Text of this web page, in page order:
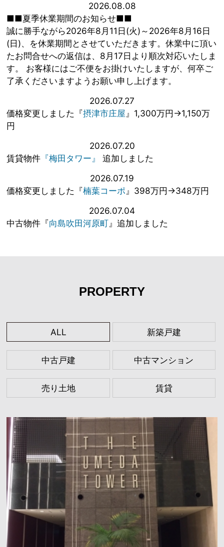
2026.08.08
■■夏季休業期間のお知らせ■■
誠に勝手ながら2026年8月11日(火)～2026年8月16日
(日)、を休業期間とさせていただきます。休業中に頂い
たお問合せへの返信は、8月17日より順次対応いたしま
す。 お客様にはご不便をお掛けいたしますが、何卒ご
了承くださいますようお願い申し上げます。
2026.07.27
価格変更しました『摂津市庄屋』1,300万円→1,150万
円
2026.07.20
賃貸物件 『梅田タワー』
追加しました
2026.07.19
価格変更しました『楠葉コーポ』398万円→348万円
2026.07.04
中古物件『向島吹田河原町』追加しました
PROPERTY
ALL 新築戸建
中古戸建 中古マンション
売り土地 賃貸